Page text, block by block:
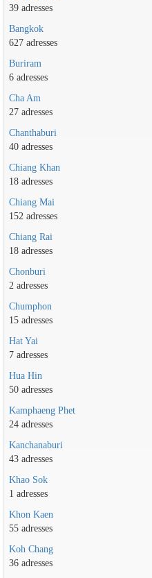
39 adresses
Bangkok
627 adresses
Buriram
6 adresses
Cha Am
27 adresses
Chanthaburi
40 adresses
Chiang Khan
18 adresses
Chiang Mai
152 adresses
Chiang Rai
18 adresses
Chonburi
2 adresses
Chumphon
15 adresses
Hat Yai
7 adresses
Hua Hin
50 adresses
Kamphaeng Phet
24 adresses
Kanchanaburi
43 adresses
Khao Sok
1 adresses
Khon Kaen
55 adresses
Koh Chang
36 adresses